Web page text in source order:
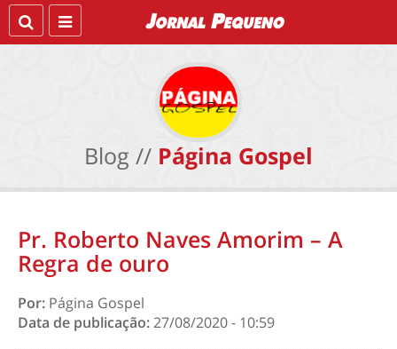
Blog // Página Gospel
Pr. Roberto Naves Amorim – A
Regra de ouro
Por: Página Gospel
Data de publicação:27/08/2020 - 10:59